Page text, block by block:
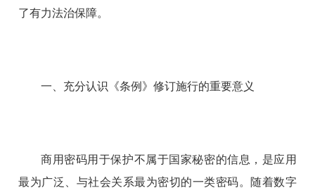
了有力法治保障。
一、充分认识《条例》修订施行的重要意义
商用密码用于保护不属于国家秘密的信息，是应用
最为广泛、与社会关系最为密切的一类密码。随着数字